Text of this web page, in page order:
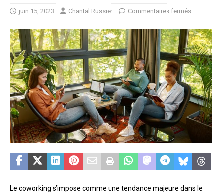
juin 15, 2023 Chantal Russier Commentaires fermés
Le coworking s’impose comme une tendance majeure dans le